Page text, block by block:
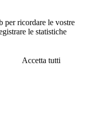
per ricordare le vostre
le statistiche
Accetta tutti